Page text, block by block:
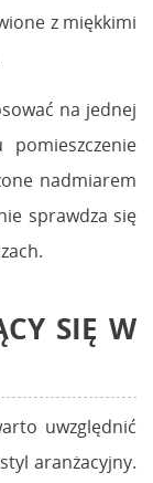
z miękkimi
na jednej
nadmiarem
sprawdza się
SIĘ W
uwzględnić
aranżacyjny.